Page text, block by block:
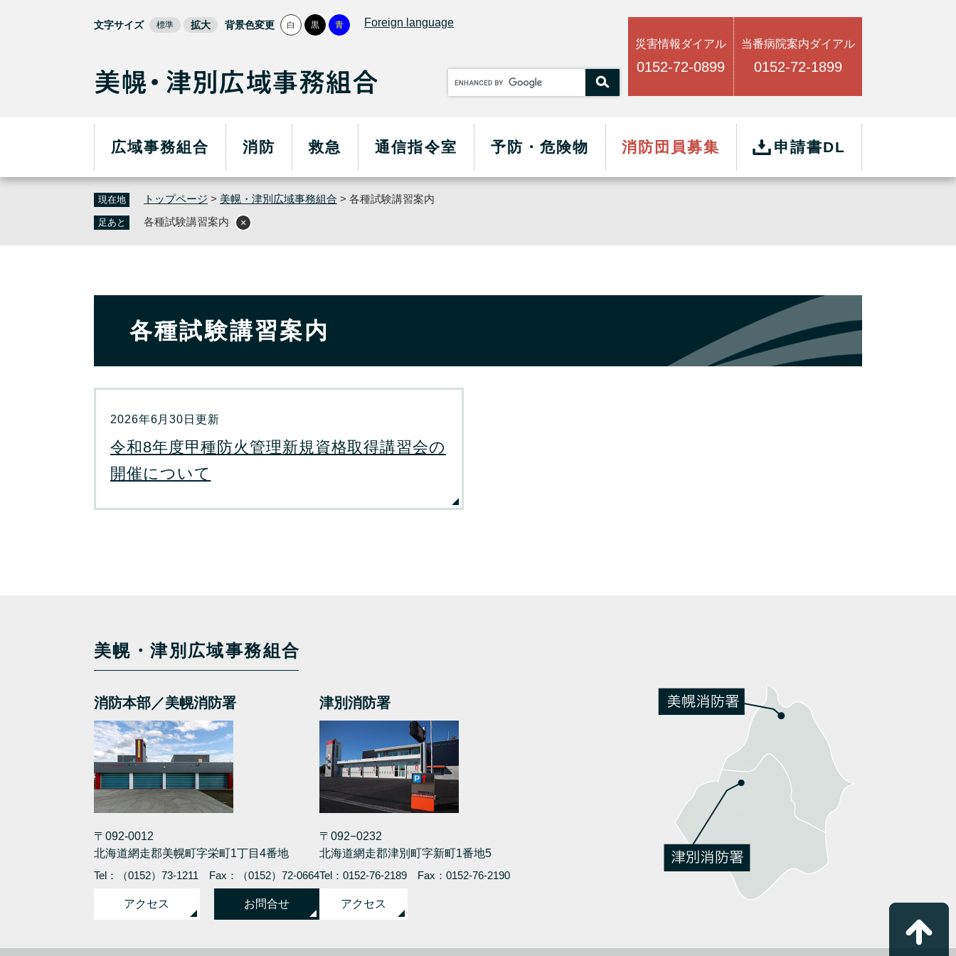
文字サイズ
標準 拡大 背景色変更 白 黒 青
Foreign language
災害情報ダイアル
0152-72-0899
当番病院案内ダイアル
0152-72-1899
広域事務組合 消防 救急 通信指令室 予防・危険物 消防団員募集 申請書DL
現在地 トップページ > 美幌・津別広域事務組合 > 各種試験講習案内
足あと 各種試験講習案内
各種試験講習案内
2026年6月30日更新
令和8年度甲種防火管理新規資格取得講習会の
開催について
美幌・津別広域事務組合
消防本部／美幌消防署
〒092-0012
北海道網走郡美幌町字栄町1丁目4番地
Tel：（0152）73-1211 Fax：（0152）72-0664
アクセス お問合せ
津別消防署
〒092−0232
北海道網走郡津別町字新町1番地5
Tel：0152-76-2189 Fax：0152-76-2190
アクセス